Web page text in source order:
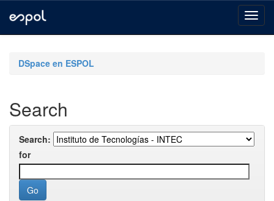
navigationDSpace en ESPOL
Search
Search:
for